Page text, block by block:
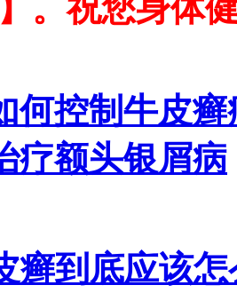
。祝您身体
何控制牛皮癣
疗额头银屑病
癣到底应该